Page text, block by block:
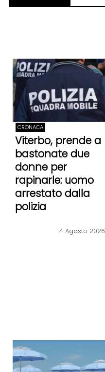
CRONACA
Viterbo, prende a
bastonate due
donne per
rapinarle: uomo
arrestato dalla
polizia
4 Agosto 2026